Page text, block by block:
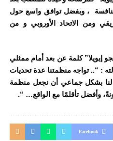
، وبفضل توافق واسع حول
ومن الاتحاد الأوروبي و من
إيويلا” كلمة عن بعد أمام ممثلي
: “.. تواجه منظمتنا عدة تحديات
لنا بشكل جماعي أن نجعل منظمة
وأفضل تأقلمًا مع الواقع… “.
Facebook